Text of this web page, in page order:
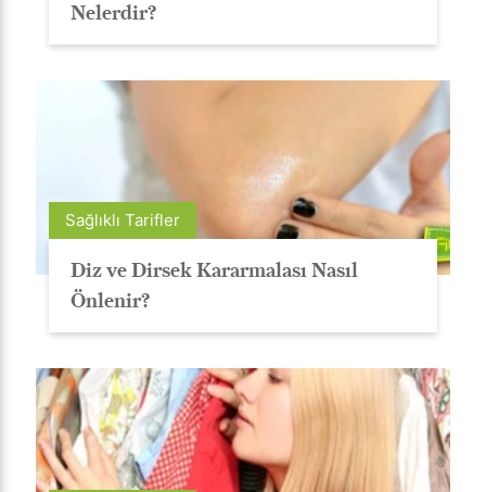
Nelerdir?
Sağlıklı Tarifler
Diz ve Dirsek Kararmalası Nasıl
Önlenir?